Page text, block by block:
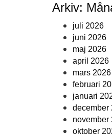
Arkiv:
juli 2026
juni 2026
maj 2026
april 2026
mars 2026
februari
januari
december
november
oktober